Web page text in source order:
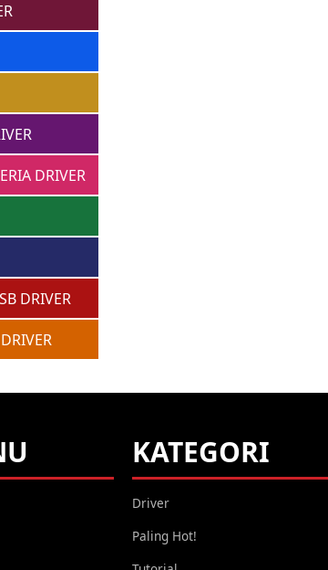
DRIVER
DRIVER
KATEGORI
Driver
Paling Hot!